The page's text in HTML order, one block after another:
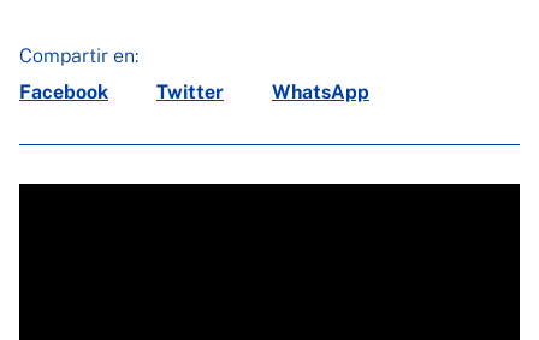
Compartir en:
Facebook
Twitter WhatsApp